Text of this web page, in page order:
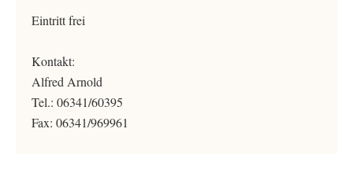
Eintritt frei
Kontakt:
Alfred Arnold
Tel.: 06341/60395
Fax: 06341/969961